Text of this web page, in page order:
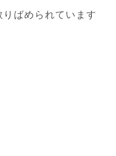
ばめられています